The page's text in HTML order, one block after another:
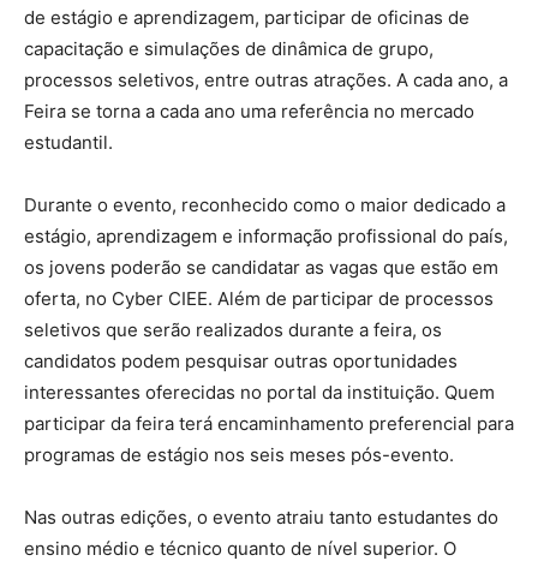
de estágio e aprendizagem, participar de oficinas de
capacitação e simulações de dinâmica de grupo,
processos seletivos, entre outras atrações. A cada ano, a
Feira se torna a cada ano uma referência no mercado
estudantil.
Durante o evento, reconhecido como o maior dedicado a
estágio, aprendizagem e informação profissional do país,
os jovens poderão se candidatar as vagas que estão em
oferta, no Cyber CIEE. Além de participar de processos
seletivos que serão realizados durante a feira, os
candidatos podem pesquisar outras oportunidades
interessantes oferecidas no portal da instituição. Quem
participar da feira terá encaminhamento preferencial para
programas de estágio nos seis meses pós-evento.
Nas outras edições, o evento atraiu tanto estudantes do
ensino médio e técnico quanto de nível superior. O